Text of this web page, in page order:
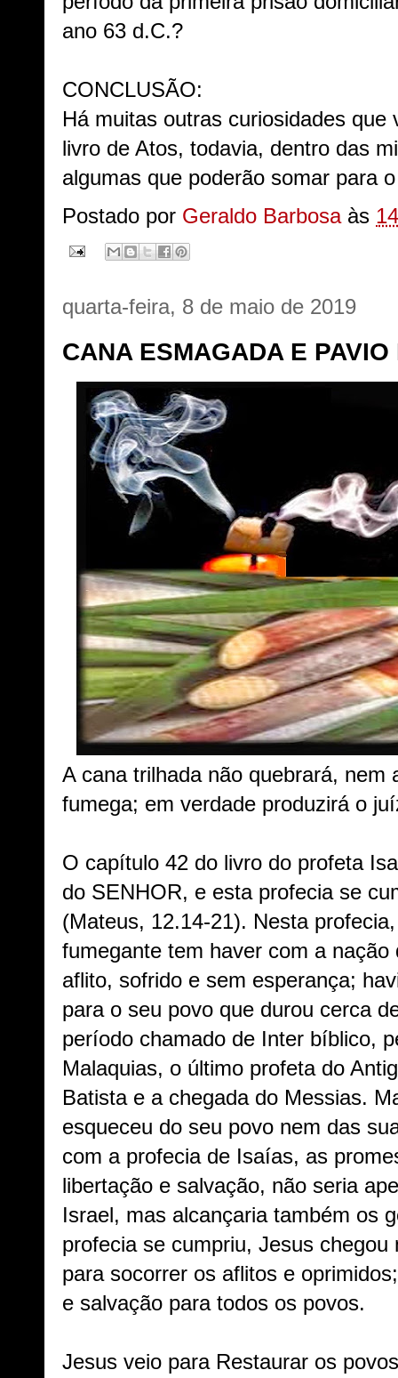
ano 63 d.C.?
CONCLUSÃO:
Há muitas outras curiosidades que
livro de Atos, todavia, dentro das
algumas que poderão somar para
Postado por Geraldo Barbosa às
quarta-feira, 8 de maio de 2019
CANA ESMAGADA E
A cana trilhada não quebrará, nem
fumega; em verdade produzirá o
O capítulo 42 do livro do profeta
do SENHOR, e esta profecia se
(Mateus, 12.14-21). Nesta
fumegante tem haver com a
aflito, sofrido e sem esperança;
para o seu povo que durou cerca
período chamado de Inter bíblico,
Malaquias, o último profeta do
Batista e a chegada do Messias.
esqueceu do seu povo nem das
com a profecia de Isaías, as
libertação e salvação, não seria
Israel, mas alcançaria também os
profecia se cumpriu, Jesus
para socorrer os aflitos e
e salvação para todos os povos.
Jesus veio para Restaurar os